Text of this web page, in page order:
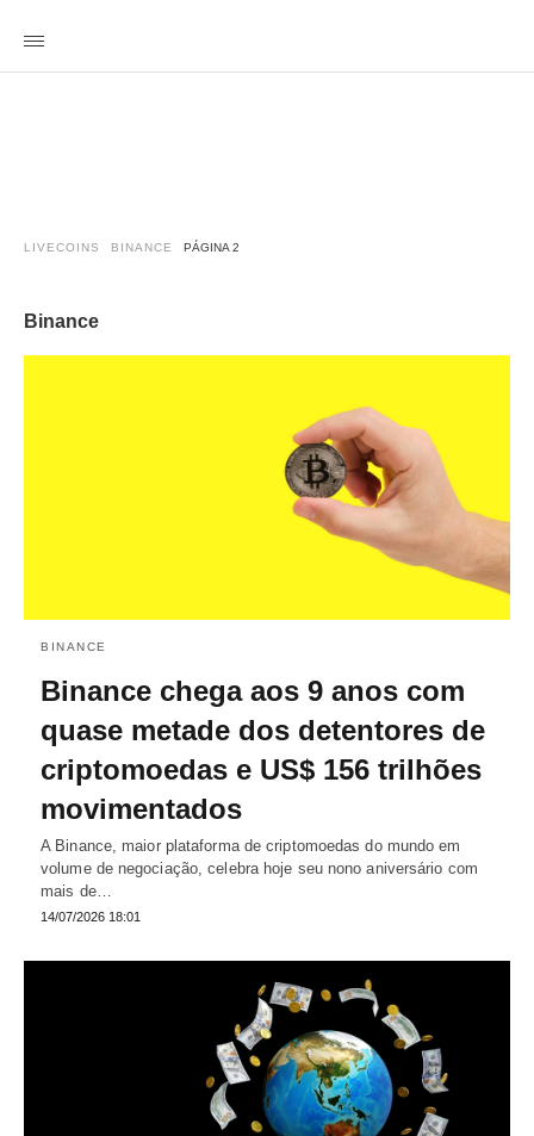
LIVECOINS BINANCE PÁGINA 2
Binance
BINANCE
Binance chega aos 9 anos com
quase metade dos detentores de
criptomoedas e US$ 156 trilhões
movimentados
A Binance, maior plataforma de criptomoedas do mundo em
volume de negociação, celebra hoje seu nono aniversário com
mais de…
14/07/2026 18:01